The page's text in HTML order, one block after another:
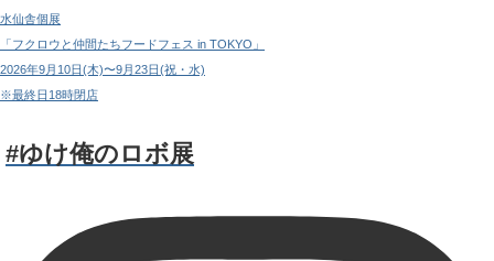
水仙舎個展
「フクロウと仲間たちフードフェス in TOKYO」
2026年9月10日(木)〜9月23日(祝・水)
※最終日18時閉店
#ゆけ俺のロボ展